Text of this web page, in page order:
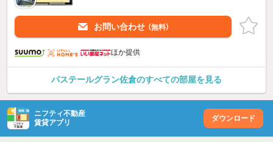
お問い合わせ （無料）
ほか提供
パステールグラン佐倉のすべての部屋を見る
ニフティ不動産
賃貸アプリ
ダウンロード